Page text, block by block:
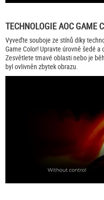
TECHNOLOGIE AOC GAME
Vyveďte souboje ze stínů díky
Game Color! Upravte úrovně šedé
Zesvětlete tmavé oblasti nebo je
byl ovlivněn zbytek obrazu.